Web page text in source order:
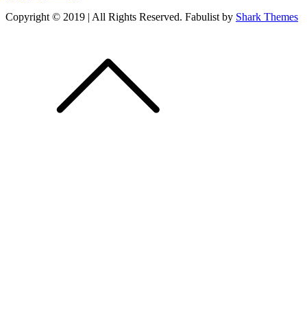
Copyright © 2019 | All Rights Reserved. Fabulist by Shark Themes